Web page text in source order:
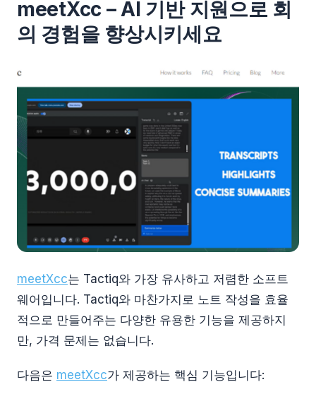
meetXcc – AI 기반 지원으로 회
의 경험을 향상시키세요
meetXcc는 Tactiq와 가장 유사하고 저렴한 소프트
웨어입니다. Tactiq와 마찬가지로 노트 작성을 효율
적으로 만들어주는 다양한 유용한 기능을 제공하지
만, 가격 문제는 없습니다.
다음은 meetXcc가 제공하는 핵심 기능입니다: